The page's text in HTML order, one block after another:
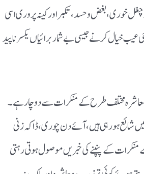
خوری ، بغض وحسد ، تکبر اور کینہ پروری اسی
خیال کرنے جیسی بے شمار برائیاں یکسر نا پید
معاشرہ مختلف طرح کے منکرات سے دوچار ہے۔
شائع ہورہی ہیں ، آئے دن چوری ، ڈاکہ زنی
کے پنپنے کی خبر یں موصول ہوتی رہتی